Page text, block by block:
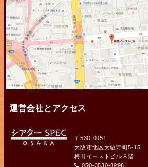
運営会社とアクセス
〒530-0051
大阪市北区太融寺町5-15
梅田イーストビル８階
050-3530-8996